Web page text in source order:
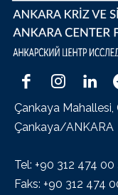
Çankaya Mahallesi,
Çankaya/ANKARA
Tel: +90 312 474 00
Faks: +90 312 474